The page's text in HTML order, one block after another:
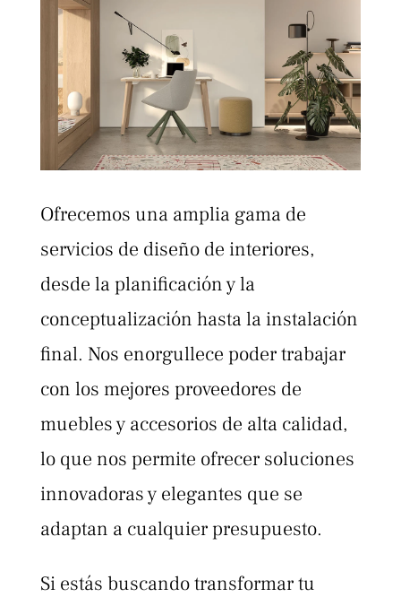
Ofrecemos una amplia gama de
servicios de diseño de interiores,
desde la planificación y la
conceptualización hasta la instalación
final. Nos enorgullece poder trabajar
con los mejores proveedores de
muebles y accesorios de alta calidad,
lo que nos permite ofrecer soluciones
innovadoras y elegantes que se
adaptan a cualquier presupuesto.
Si estás buscando transformar tu